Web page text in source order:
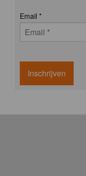
Email *
Inschrijven